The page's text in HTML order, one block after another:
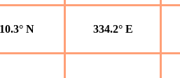
10.3° N 334.2° E